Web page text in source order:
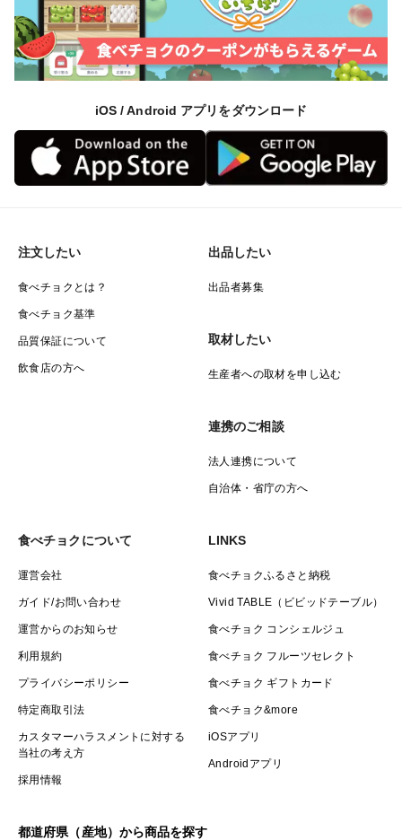
iOS / Android アプリをダウンロード
注文したい
食べチョクとは？
食べチョク基準
品質保証について
飲食店の方へ
出品したい
出品者募集
取材したい
生産者への取材を申し込む
連携のご相談
法人連携について
自治体・省庁の方へ
食べチョクについて
運営会社
ガイド/お問い合わせ
運営からのお知らせ
利用規約
プライバシーポリシー
特定商取引法
カスタマーハラスメントに対する
当社の考え方
採用情報
LINKS
食べチョクふるさと納税
Vivid TABLE（ビビッドテーブル）
食べチョク コンシェルジュ
食べチョク フルーツセレクト
食べチョク ギフトカード
食べチョク&more
iOSアプリ
Androidアプリ
都道府県（産地）から商品を探す